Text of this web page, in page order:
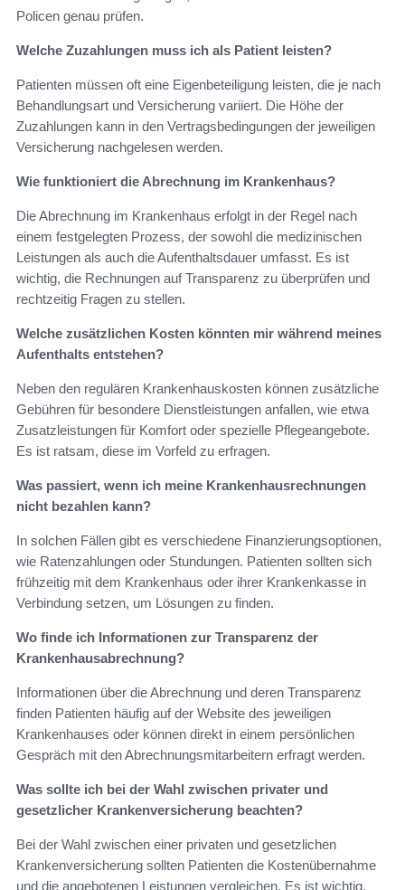
Policen genau prüfen.
Welche Zuzahlungen muss ich als Patient leisten?
Patienten müssen oft eine Eigenbeteiligung leisten, die je nach
Behandlungsart und Versicherung variiert. Die Höhe der
Zuzahlungen kann in den Vertragsbedingungen der jeweiligen
Versicherung nachgelesen werden.
Wie funktioniert die Abrechnung im Krankenhaus?
Die Abrechnung im Krankenhaus erfolgt in der Regel nach
einem festgelegten Prozess, der sowohl die medizinischen
Leistungen als auch die Aufenthaltsdauer umfasst. Es ist
wichtig, die Rechnungen auf Transparenz zu überprüfen und
rechtzeitig Fragen zu stellen.
Welche zusätzlichen Kosten könnten mir während meines
Aufenthalts entstehen?
Neben den regulären Krankenhauskosten können zusätzliche
Gebühren für besondere Dienstleistungen anfallen, wie etwa
Zusatzleistungen für Komfort oder spezielle Pflegeangebote.
Es ist ratsam, diese im Vorfeld zu erfragen.
Was passiert, wenn ich meine Krankenhausrechnungen
nicht bezahlen kann?
In solchen Fällen gibt es verschiedene Finanzierungsoptionen,
wie Ratenzahlungen oder Stundungen. Patienten sollten sich
frühzeitig mit dem Krankenhaus oder ihrer Krankenkasse in
Verbindung setzen, um Lösungen zu finden.
Wo finde ich Informationen zur Transparenz der
Krankenhausabrechnung?
Informationen über die Abrechnung und deren Transparenz
finden Patienten häufig auf der Website des jeweiligen
Krankenhauses oder können direkt in einem persönlichen
Gespräch mit den Abrechnungsmitarbeitern erfragt werden.
Was sollte ich bei der Wahl zwischen privater und
gesetzlicher Krankenversicherung beachten?
Bei der Wahl zwischen einer privaten und gesetzlichen
Krankenversicherung sollten Patienten die Kostenübernahme
und die angebotenen Leistungen vergleichen. Es ist wichtig,